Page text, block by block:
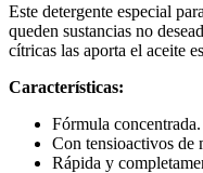
Este detergente especial
queden sustancias no
cítricas las aporta el aceite
Características:
Fórmula concentrada.
Con tensioactivos de
Rápida y